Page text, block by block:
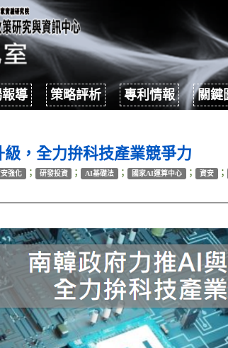
導 策略評析 專利情報 關鍵
，全力拚科技產業競爭力
強化 ； 研發投資 ； AI基礎法 ； 國家AI運算中心 ； 資安 ；